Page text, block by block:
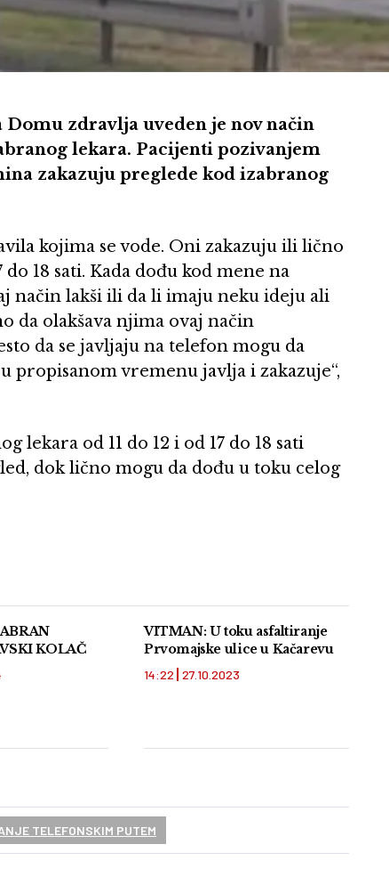
zdravlja uveden je nov način
lekara. Pacijenti pozivanjem
zakazuju preglede kod izabranog
kojima se vode. Oni zakazuju ili lično
18 sati. Kada dođu kod mene na
način lakši ili da li imaju neku ideju ali
da olakšava njima ovaj način
da se javljaju na telefon mogu da
propisanom vremenu javlja i zakazuje“,
lekara od 11 do 12 i od 17 do 18 sati
dok lično mogu da dođu u toku celog
KOLAČ
VITMAN: U toku asfaltiranje
Prvomajske ulice u Kačarevu
14:22 27.10.2023
TELEFONSKIM PUTEM